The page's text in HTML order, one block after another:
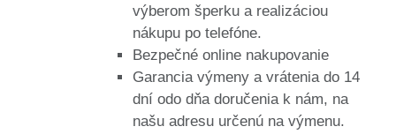
výberom šperku a realizáciou
nákupu po telefóne.
Bezpečné online nakupovanie
Garancia výmeny a vrátenia do 14
dní odo dňa doručenia k nám, na
našu adresu určenú na výmenu.